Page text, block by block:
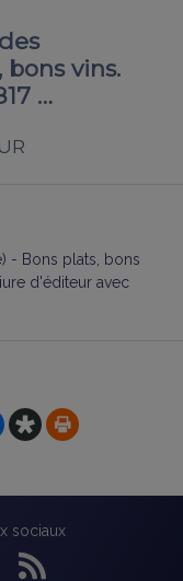
vins.
…
- Bons plats, bons
d'éditeur avec
sociaux